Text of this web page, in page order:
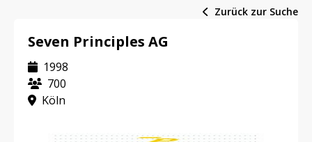
Zurück zur Suche
Seven Principles AG
1998
700
Köln